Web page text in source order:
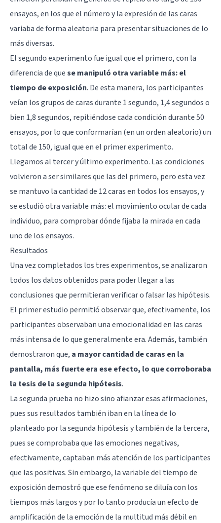
ensayos, en los que el número y la expresión de las caras
variaba de forma aleatoria para presentar situaciones de lo
más diversas.
El segundo experimento fue igual que el primero, con la
diferencia de quese manipuló otra variable más: el
tiempo de exposición. De esta manera, los participantes
veían los grupos de caras durante 1 segundo, 1,4 segundos o
bien 1,8 segundos, repitiéndose cada condición durante 50
ensayos, por lo que conformarían (en un orden aleatorio) un
total de 150, igual que en el primer experimento.
Llegamos al tercer y último experimento. Las condiciones
volvieron a ser similares que las del primero, pero esta vez
se mantuvo la cantidad de 12 caras en todos los ensayos, y
se estudió otra variable más: el movimiento ocular de cada
individuo, para comprobar dónde fijaba la mirada en cada
uno de los ensayos.
Resultados
Una vez completados los tres experimentos, se analizaron
todos los datos obtenidos para poder llegar a las
conclusiones que permitieran verificar o falsar las hipótesis.
El primer estudio permitió observar que, efectivamente, los
participantes observaban una emocionalidad en las caras
más intensa de lo que generalmente era. Además, también
demostraron que, a mayor cantidad de caras en la
pantalla, más fuerte era ese efecto, lo que corroboraba
la tesis de la segunda hipótesis.
La segunda prueba no hizo sino afianzar esas afirmaciones,
pues sus resultados también iban en la línea de lo
planteado por la segunda hipótesis y también de la tercera,
pues se comprobaba que las emociones negativas,
efectivamente, captaban más atención de los participantes
que las positivas. Sin embargo, la variable del tiempo de
exposición demostró que ese fenómeno se diluía con los
tiempos más largos y por lo tanto producía un efecto de
amplificación de la emoción de la multitud más débil en